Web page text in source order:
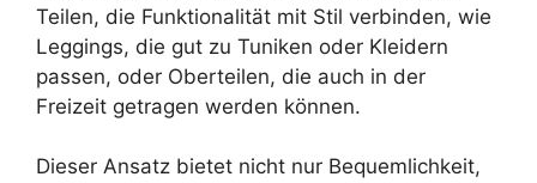
Teilen, die Funktionalität mit Stil verbinden, wie
Leggings, die gut zu Tuniken oder Kleidern
passen, oder Oberteilen, die auch in der
Freizeit getragen werden können.
Dieser Ansatz bietet nicht nur Bequemlichkeit,